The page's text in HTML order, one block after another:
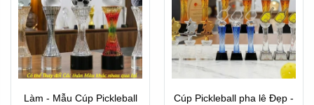
Làm - Mẫu Cúp Pickleball
Cúp Pickleball pha lê Đẹp -